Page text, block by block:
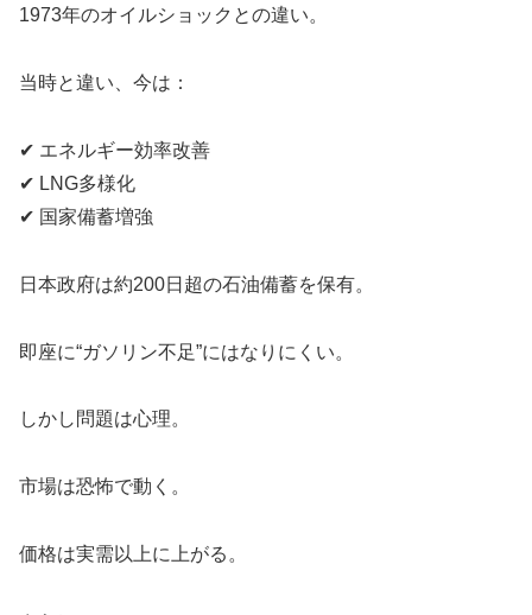
1973年のオイルショックとの違い。
当時と違い、今は：
✔ エネルギー効率改善
✔ LNG多様化
✔ 国家備蓄増強
日本政府は約200日超の石油備蓄を保有。
即座に“ガソリン不足”にはなりにくい。
しかし問題は心理。
市場は恐怖で動く。
価格は実需以上に上がる。